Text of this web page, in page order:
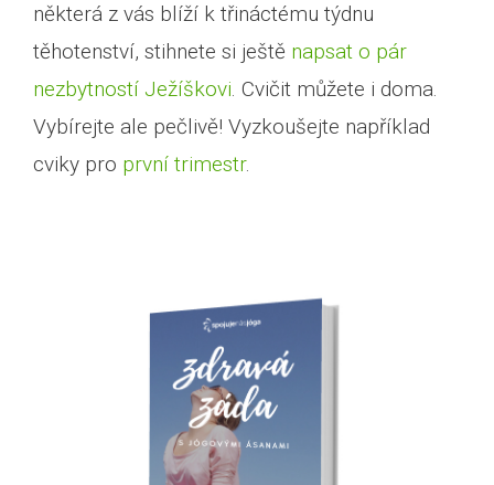
některá z vás blíží k třináctému týdnu
těhotenství, stihnete si ještě napsat o pár
nezbytností Ježíškovi. Cvičit můžete i doma.
Vybírejte ale pečlivě! Vyzkoušejte například
cviky pro první trimestr.